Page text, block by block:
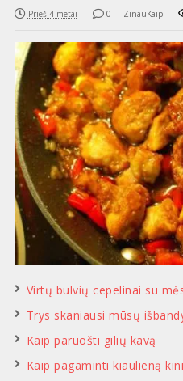
Prieš 4 metai 0 ZinauKaip
Virtų bulvių cepelinai su
Trys skaniausi mūsų
Kaip paruošti gilių kavą
Kaip pagaminti kiaulieną